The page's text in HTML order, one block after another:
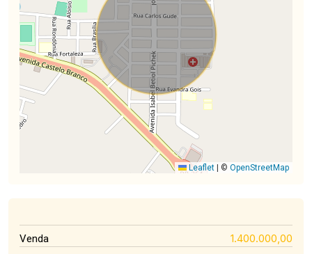
Leaflet © OpenStreetMap
Venda 1.400.000,00